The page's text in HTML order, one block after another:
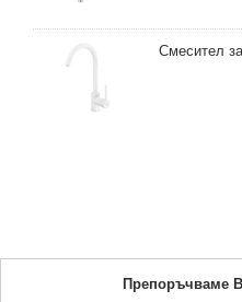
Смесител
Препоръчваме